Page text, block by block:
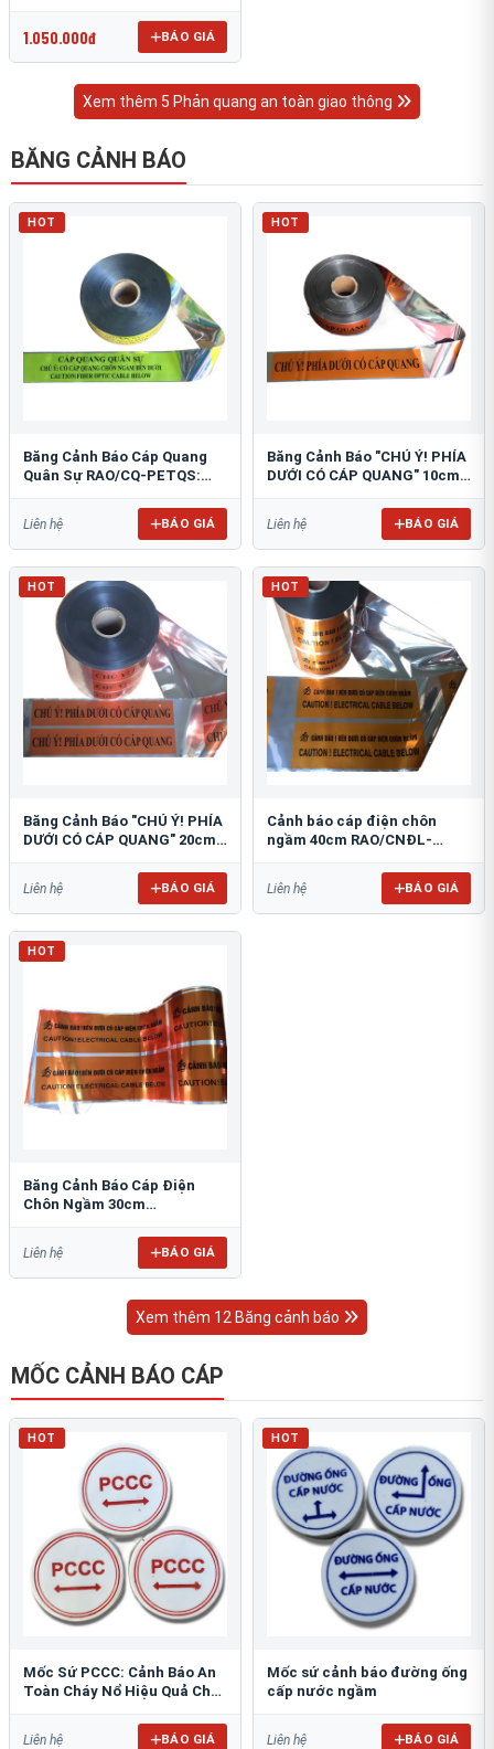
1.050.000đ BÁO GIÁ
Xem thêm 5 Phản quang an toàn giao thông
BĂNG CẢNH BÁO
HOT
Băng Cảnh Báo Cáp Quang
Quân Sự RAO/CQ-PETQS:
Liên hệ BÁO GIÁ
HOT
Băng Cảnh Báo "CHÚ Ý! PHÍA
DƯỚI CÓ CÁP QUANG" 10cm:
Liên hệ BÁO GIÁ
HOT
Băng Cảnh Báo "CHÚ Ý! PHÍA
DƯỚI CÓ CÁP QUANG" 20cm
Liên hệ BÁO GIÁ
HOT
Cảnh báo cáp điện chôn
ngầm 40cm RAO/CNĐL-
Liên hệ BÁO GIÁ
HOT
Băng Cảnh Báo Cáp Điện
Chôn Ngầm 30cm
Liên hệ BÁO GIÁ
Xem thêm 12 Băng cảnh báo
MỐC CẢNH BÁO CÁP
HOT
Mốc Sứ PCCC: Cảnh Báo An
Toàn Cháy Nổ Hiệu Quả Cho
Liên hệ BÁO GIÁ
HOT
Mốc sứ cảnh báo đường ống
cấp nước ngầm
Liên hệ BÁO GIÁ